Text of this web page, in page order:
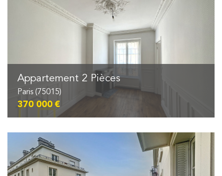
Appartement 2 Pièces
Paris (75015)
370 000 €